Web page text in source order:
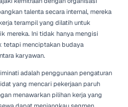
yang mengharapkan
teknologi. Saat mereka
menemukan manfaat ganda:
sekaligus menjadi pilihan
kompetitif.